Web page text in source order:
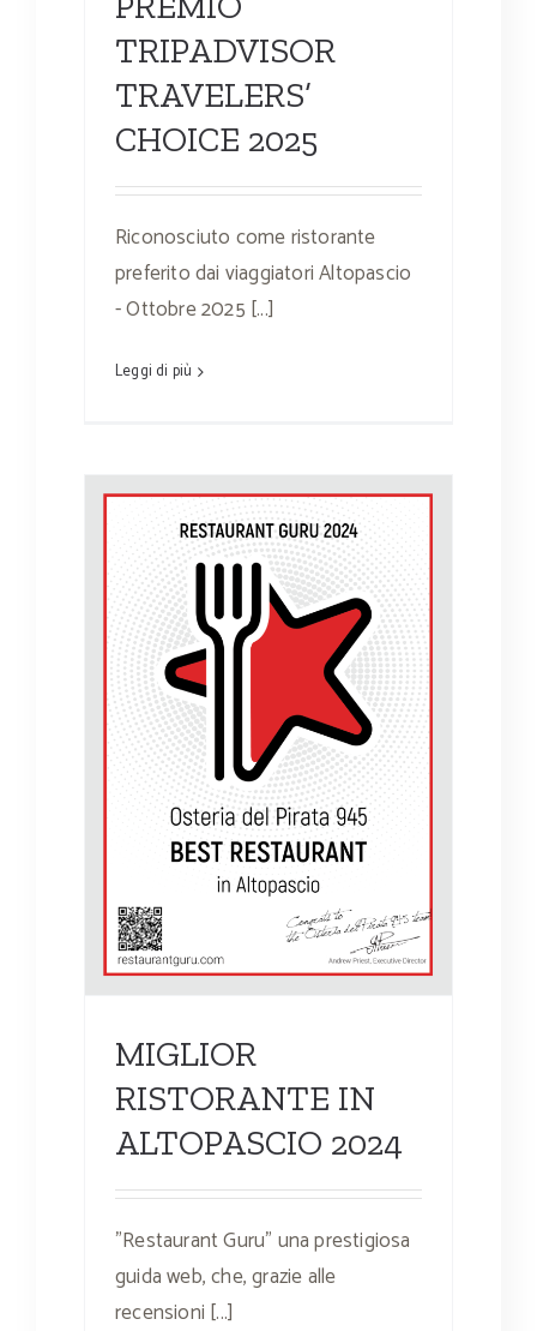
TRIPADVISOR
TRAVELERS’
CHOICE 2025
Riconosciuto come ristorante
preferito dai viaggiatori Altopascio
- Ottobre 2025 [...]
Leggi di più
MIGLIOR
RISTORANTE IN
ALTOPASCIO 2024
"Restaurant Guru" una prestigiosa
guida web, che, grazie alle
recensioni [...]